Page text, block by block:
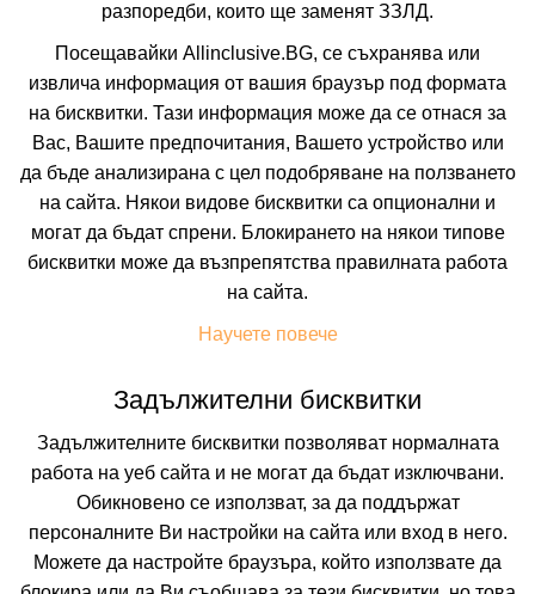
Не изпускайте нито една оферта!
Искате да получавате първи най-новите и най-
добрите ни предложения и специални
отстъпки?
Абонирайте се за нашия бюлетин сега !
Абонирай ме
разпоредби, които ще заменят ЗЗЛД.
Посещавайки Allinclusive.BG, се съхранява или
извлича информация от вашия браузър под формата
на бисквитки. Тази информация може да се отнася за
Вас, Вашите предпочитания, Вашето устройство или
да бъде анализирана с цел подобряване на ползването
на сайта. Някои видове бисквитки са опционални и
могат да бъдат спрени. Блокирането на някои типове
бисквитки може да възпрепятства правилната работа
на сайта.
Научете повече
Задължителни бисквитки
Задължителните бисквитки позволяват нормалната
работа на уеб сайта и не могат да бъдат изключвани.
Обикновено се използват, за да поддържат
персоналните Ви настройки на сайта или вход в него.
Можете да настройте браузъра, който използвате да